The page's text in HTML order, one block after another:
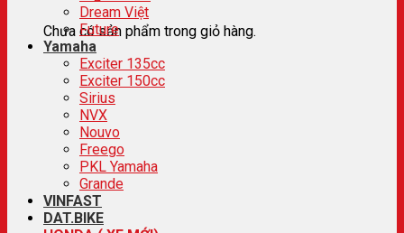
Chưa có sản phẩm trong giỏ hàng.
Dream Việt
Future
Yamaha
Exciter 135cc
Exciter 150cc
Sirius
NVX
Nouvo
Freego
PKL Yamaha
Grande
VINFAST
DAT.BIKE